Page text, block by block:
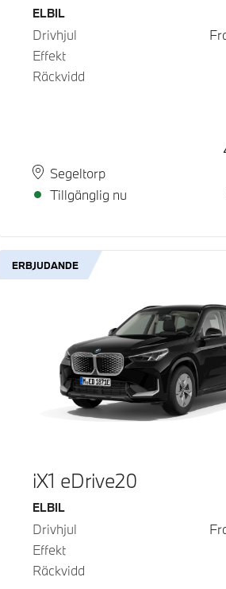
Bränsle
ELBIL
Drivhjul
Effekt
Räckvidd
PlatsSegeltorp
Leveranstid
Tillgänglig nu
ERBJUDANDE
iX1 eDrive20
Bränsle
ELBIL
Drivhjul
Effekt
Räckvidd